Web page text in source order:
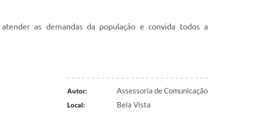
as demandas da população e convida todos a
Autor: Assessoria de Comunicação
Local: Bela Vista